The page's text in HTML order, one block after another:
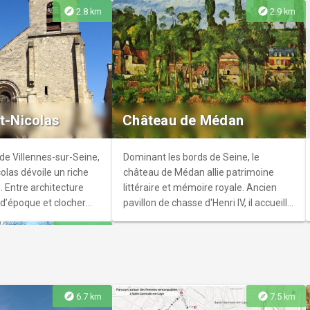
Marc-Ferro
en plein
d’une riche
de 100
salles de travail.
explore 2.8 km
Nicolas
Villennes-sur-Seine,
dévoile un riche
Entre architecture
et clocher
explore 2.9 km
Château de Médan
Dominant les bords de Seine, le
château de Médan allie patrimoine
littéraire et mémoire royale. Ancien
pavillon de chasse d'Henri IV, il accueillit
explore 6.7 km explore 7.5 km